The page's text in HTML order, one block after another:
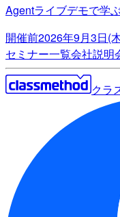
Agentライブデモで学
開催前2026年9月3日(
セミナー一覧会社説明
クラ